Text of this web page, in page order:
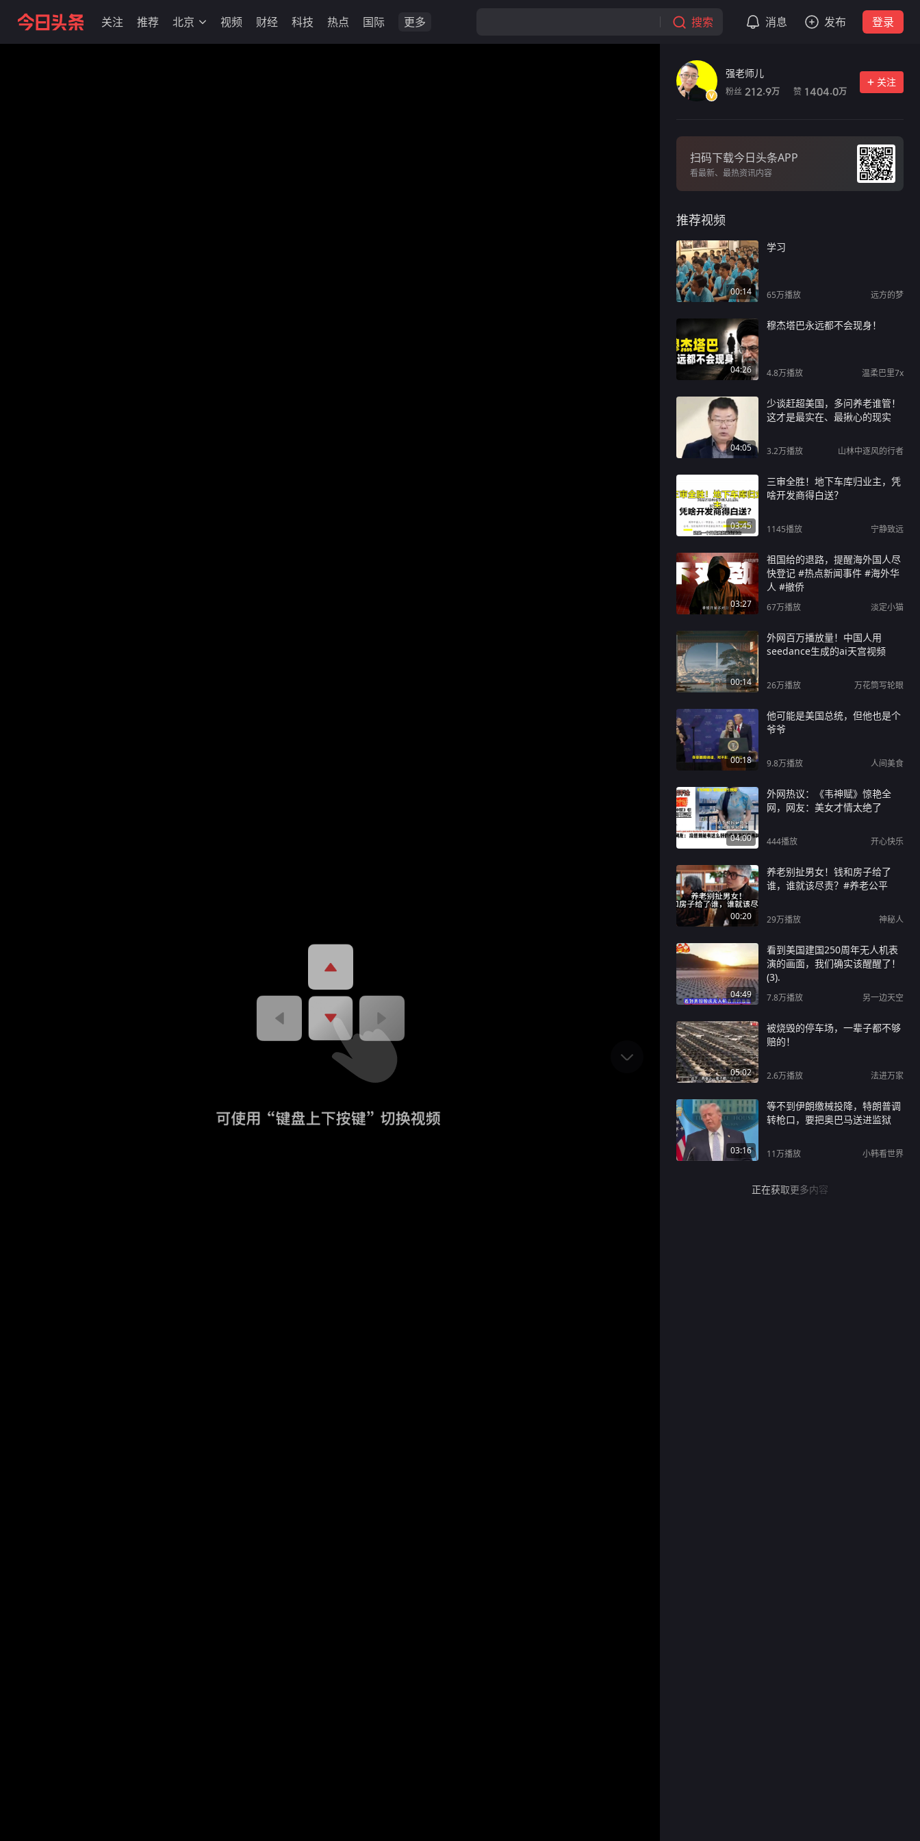
关注 推荐 北京 视频 财经 科技 热点 国际 更多 搜索 消息 发布 登录
强老师儿
粉丝 212.9万 赞 1404.0万
关注
扫码下载今日头条APP
看最新、最热资讯内容
推荐视频
00:14
学习
65万播放 远方的梦
04:26
穆杰塔巴永远都不会现身！
4.8万播放 温柔巴里7x
04:05
少谈赶超美国，多问养老谁管！
这才是最实在、最揪心的现实
3.2万播放 山林中逐风的行者
03:45
三审全胜！地下车库归业主，凭
啥开发商得白送？
1145播放 宁静致远
03:27
祖国给的退路，提醒海外国人尽
快登记 #热点新闻事件 #海外华
人 #撤侨
67万播放 淡定小猫
00:14
外网百万播放量！中国人用
seedance生成的ai天宫视频
26万播放 万花筒写轮眼
00:18
他可能是美国总统，但他也是个
爷爷
9.8万播放 人间美食
04:00
外网热议：《韦神赋》惊艳全
网，网友：美女才情太绝了
444播放 开心快乐
00:20
养老别扯男女！钱和房子给了
谁，谁就该尽责？#养老公平
29万播放 神秘人
04:49
看到美国建国250周年无人机表
演的画面，我们确实该醒醒了！
(3).
7.8万播放 另一边天空
05:02
被烧毁的停车场，一辈子都不够
赔的！
2.6万播放 法进万家
03:16
等不到伊朗缴械投降，特朗普调
转枪口，要把奥巴马送进监狱
11万播放 小韩看世界
正在获取更多内容